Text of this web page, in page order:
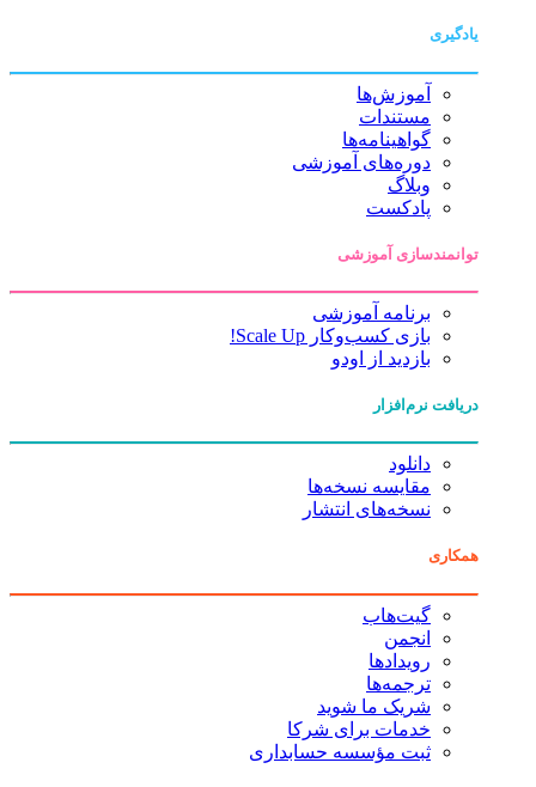
یادگیری
آموزش‌ها
مستندات
گواهینامه‌ها
دوره‌های آموزشی
وبلاگ
پادکست
توانمندسازی آموزشی
برنامه آموزشی
بازی کسب‌وکار Scale Up!
بازدید از اودو
دریافت نرم‌افزار
دانلود
مقایسه نسخه‌ها
نسخه‌های انتشار
همکاری
گیت‌هاب
انجمن
رویدادها
ترجمه‌ها
شریک ما شوید
خدمات برای شرکا
ثبت مؤسسه حسابداری